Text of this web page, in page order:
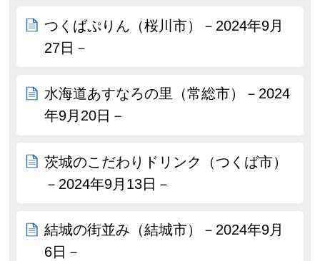
つくばぷりん（桜川市）－2024年9月
27日－
水海道あすなろの里（常総市）－2024
年9月20日－
茨城のこだわりドリンク（つくば市）
－2024年9月13日－
結城の街並み（結城市）－2024年9月
6日－